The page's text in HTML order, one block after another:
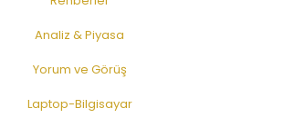
Analiz & Piyasa
Yorum ve Görüş
Laptop-Bilgisayar